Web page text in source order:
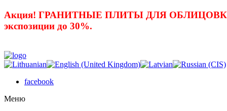
Акция! ГРАНИТНЫЕ ПЛИТЫ ДЛЯ
экспозиции до 30%.
facebook
Mеню